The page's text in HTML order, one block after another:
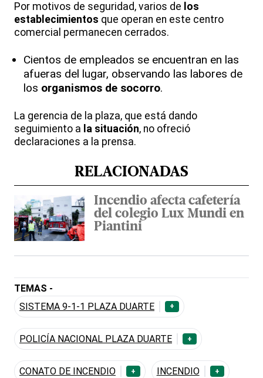
Por motivos de seguridad, varios de los
establecimientos que operan en este centro
comercial permanecen cerrados.
Cientos de empleados se encuentran en las
afueras del lugar, observando las labores de
los organismos de socorro.
La gerencia de la plaza, que está dando
seguimiento a la situación, no ofreció
declaraciones a la prensa.
RELACIONADAS
Incendio afecta cafetería
del colegio Lux Mundi en
Piantini
TEMAS -
SISTEMA 9-1-1 PLAZA DUARTE
+
POLICÍA NACIONAL PLAZA DUARTE +
CONATO DE INCENDIO + INCENDIO +